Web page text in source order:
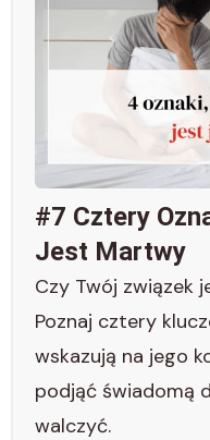
#7 Cztery
Jest Martwy
Czy Twój związek
Poznaj cztery
wskazują na jego
podjąć świadomą
walczyć.